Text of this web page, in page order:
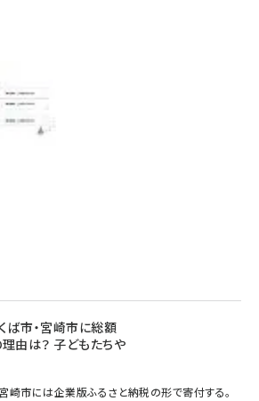
ば市・宮崎市に総額
由は？ 子どもたちや
崎市には企業版ふるさと納税の形で寄付する。